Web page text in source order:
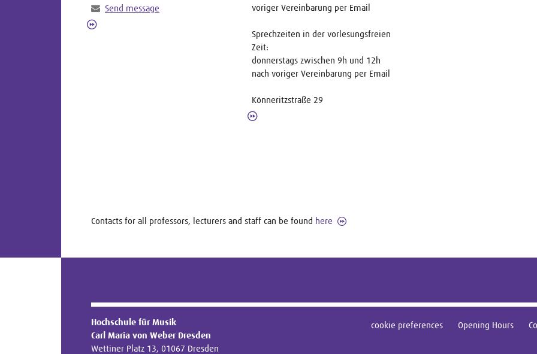
Send message
voriger Vereinbarung per Email
Sprechzeiten in der vorlesungsfreien
Zeit:
donnerstags zwischen 9h und 12h
nach voriger Vereinbarung per Email
Könneritzstraße 29
Contacts for all professors, lecturers and staff can be found here
cookie preferences Opening Hours
Hochschule für Musik
Carl Maria von Weber Dresden
Wettiner Platz 13, 01067 Dresden